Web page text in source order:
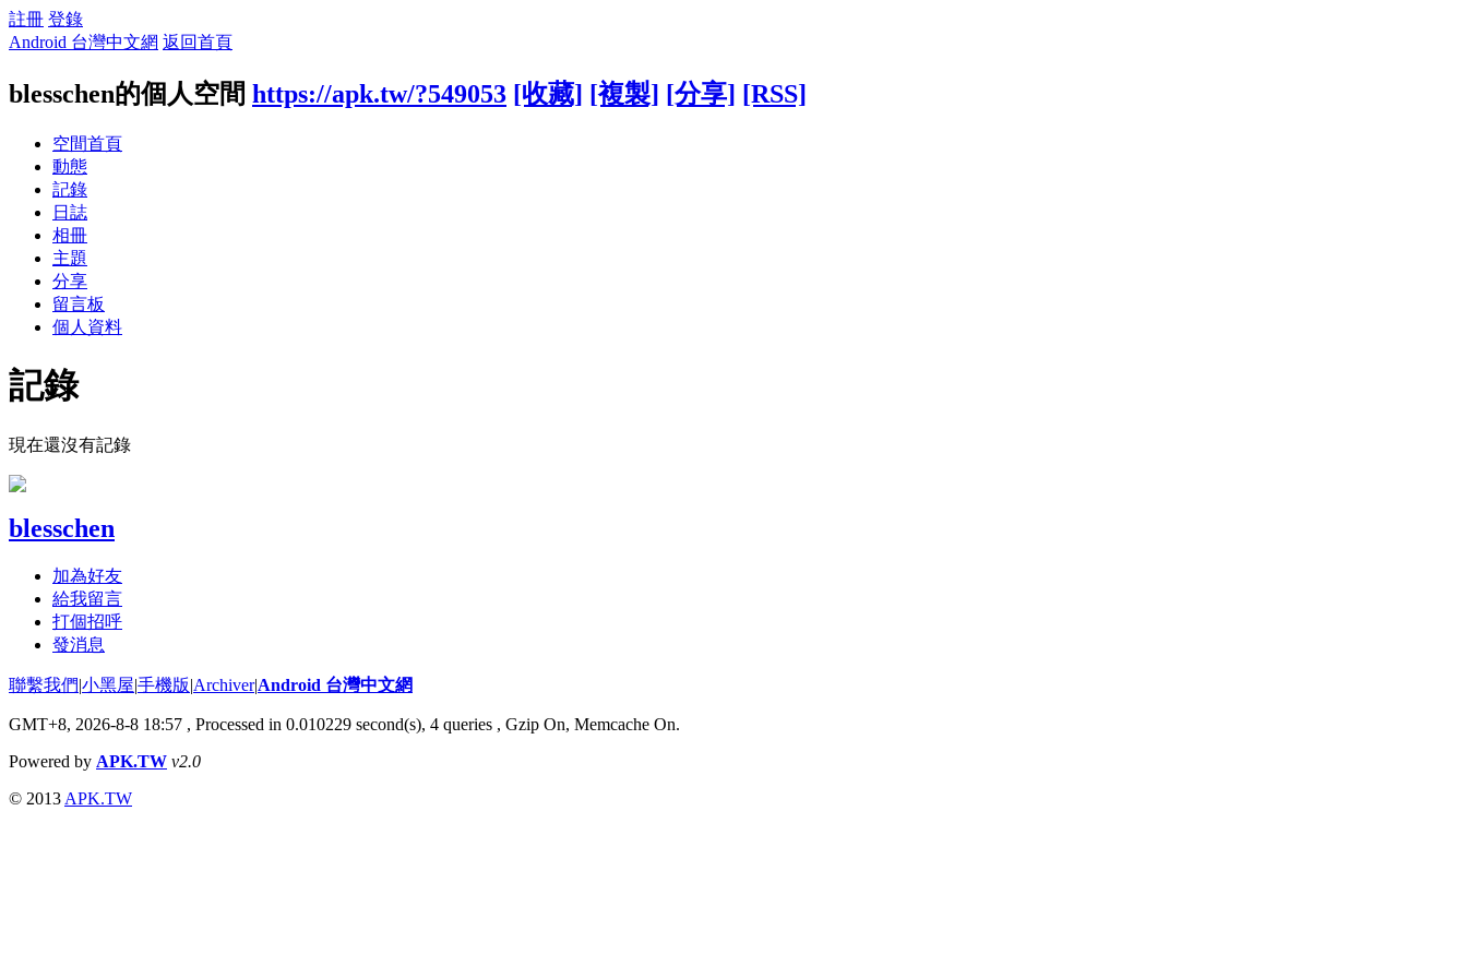
註冊 登錄
Android 台灣中文網 返回首頁
blesschen的個人空間 https://apk.tw/?549053 [收藏] [複製] [分享] [RSS]
空間首頁
動態
記錄
日誌
相冊
主題
分享
留言板
個人資料
記錄
現在還沒有記錄
blesschen
加為好友
給我留言
打個招呼
發消息
聯繫我們|小黑屋|手機版|Archiver|Android 台灣中文網
GMT+8, 2026-8-8 18:57 , Processed in 0.010229 second(s), 4 queries , Gzip On, Memcache On.
Powered by APK.TW v2.0
© 2013 APK.TW